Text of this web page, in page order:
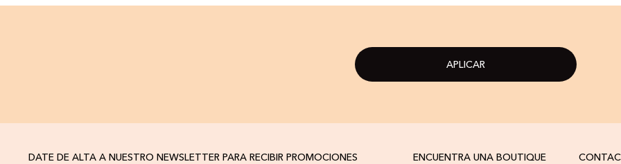
APLICAR
DATE DE ALTA A NUESTRO NEWSLETTER PARA RECIBIR PROMOCIONES ENCUENTRA UNA BOUTIQUE